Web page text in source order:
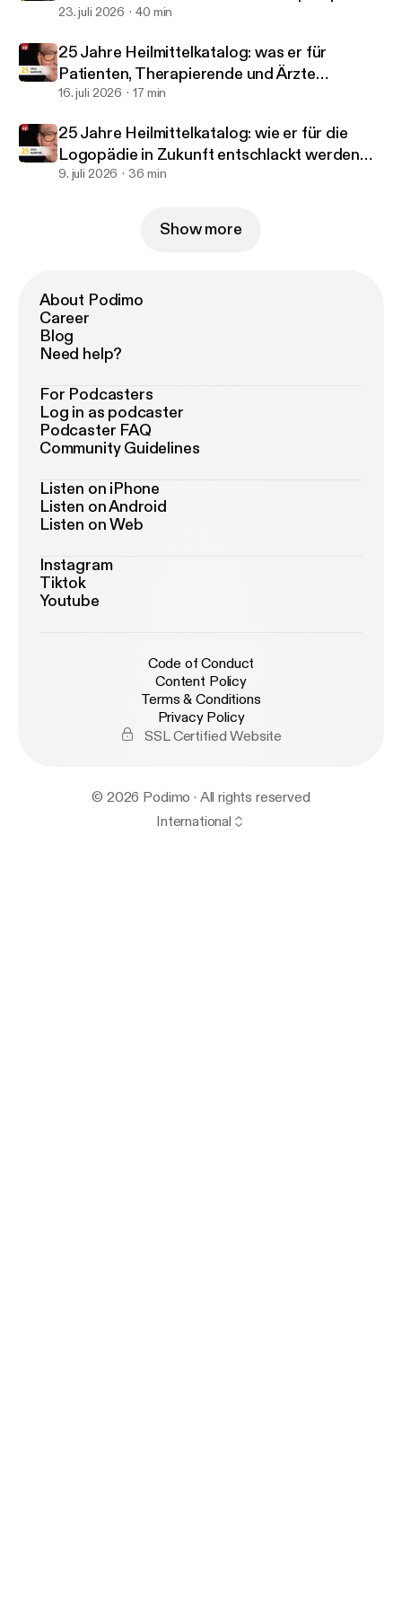
braucht - Christoph Zamoryn
23. juli 2026 40 min
25 Jahre Heilmittelkatalog: was er für
Patienten, Therapierende und Ärzte
verändert hat - Ingrid van Dijk
16. juli 2026 17 min
25 Jahre Heilmittelkatalog: wie er für die
Logopädie in Zukunft entschlackt werden
kann - Christiane Sautter-Müller
9. juli 2026 36 min
Show more
About Podimo
Career
Blog
Need help?
For Podcasters
Log in as podcaster
Podcaster FAQ
Community Guidelines
Listen on iPhone
Listen on Android
Listen on Web
Instagram
Tiktok
Youtube
Code of Conduct
Content Policy
Terms & Conditions
Privacy Policy
SSL Certified Website
© 2026 Podimo · All rights reserved
International